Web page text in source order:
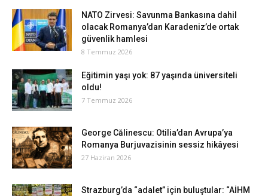
NATO Zirvesi: Savunma Bankasına dahil
olacak Romanya’dan Karadeniz’de ortak
güvenlik hamlesi
8 Temmuz 2026
Eğitimin yaşı yok: 87 yaşında üniversiteli
oldu!
7 Temmuz 2026
George Călinescu: Otilia’dan Avrupa’ya
Romanya Burjuvazisinin sessiz hikâyesi
27 Haziran 2026
Strazburg’da “adalet” için buluştular: “AİHM